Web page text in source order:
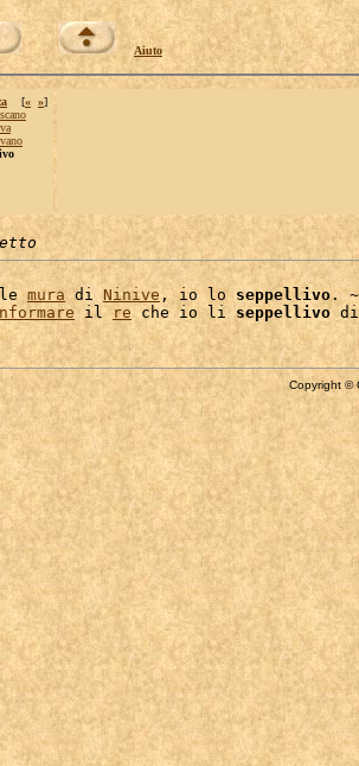
Aiuto
[« »]
mura di Ninive , io lo seppellivo . ~
il re che io li seppellivo
Copyright ©